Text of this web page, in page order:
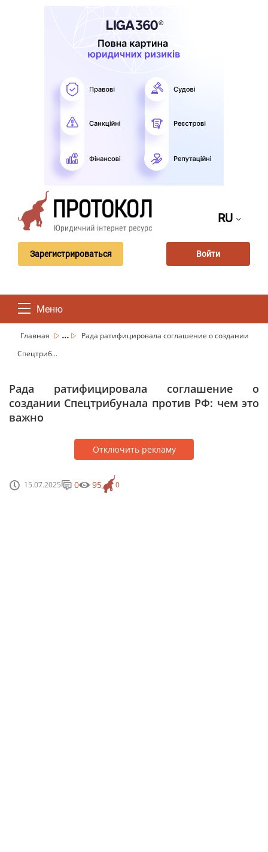
RU
Зарегистрироваться Войти
Меню
Главная ...
Рада ратифицировала соглашение о создании
Спецтриб...
Рада ратифицировала соглашение о
создании Спецтрибунала против РФ: чем это
важно
Отключить рекламу
15.07.2025 0
0 95